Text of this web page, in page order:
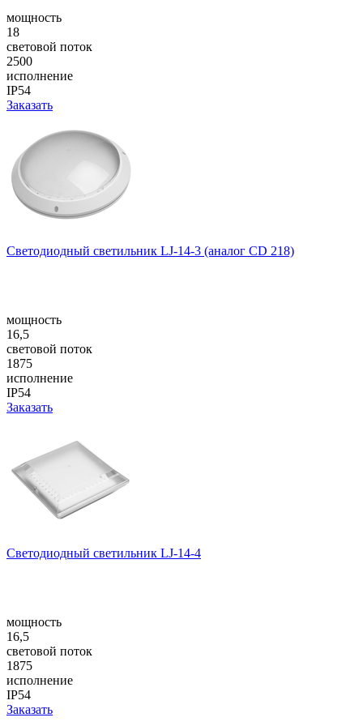
мощность
18
световой поток
2500
исполнение
IP54
Заказать
Светодиодный светильник LJ-14-3 (аналог CD 218)
мощность
16,5
световой поток
1875
исполнение
IP54
Заказать
Светодиодный светильник LJ-14-4
мощность
16,5
световой поток
1875
исполнение
IP54
Заказать